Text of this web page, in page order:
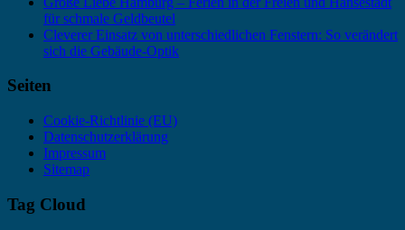
für schmale Geldbeutel
Cleverer Einsatz von unterschiedlichen Fenstern: So verändert
sich die Gebäude-Optik
Seiten
Cookie-Richtlinie (EU)
Datenschutzerklärung
Impressum
Sitemap
Tag Cloud